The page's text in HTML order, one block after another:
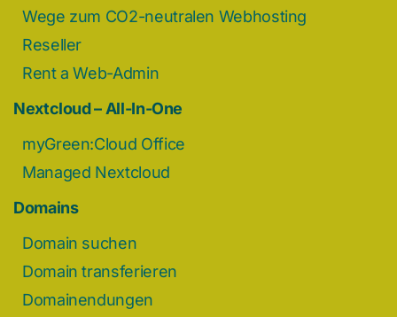
Wege zum CO2-neutralen Webhosting
Reseller
Rent a Web-Admin
Nextcloud – All-In-One
myGreen:Cloud Office
Managed Nextcloud
Domains
Domain suchen
Domain transferieren
Domainendungen